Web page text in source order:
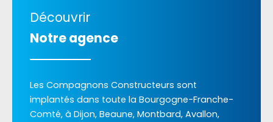
Découvrir
Notre agence
Les Compagnons Constructeurs sont
implantés dans toute la Bourgogne-Franche-
Comté, à Dijon, Beaune, Montbard, Avallon,